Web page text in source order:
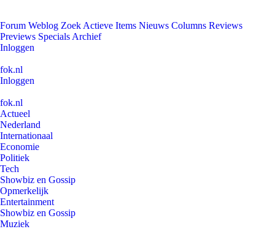
Forum Weblog Zoek Actieve Items Nieuws Columns Reviews
Previews Specials Archief
Inloggen
fok.nl
Inloggen
fok.nl
Actueel
Nederland
Internationaal
Economie
Politiek
Tech
Showbiz en Gossip
Opmerkelijk
Entertainment
Showbiz en Gossip
Muziek